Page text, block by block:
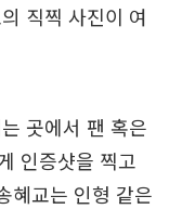
직찍 사진이 여
곳에서 팬 혹은
인증샷을 찍고
혜교는 인형 같은